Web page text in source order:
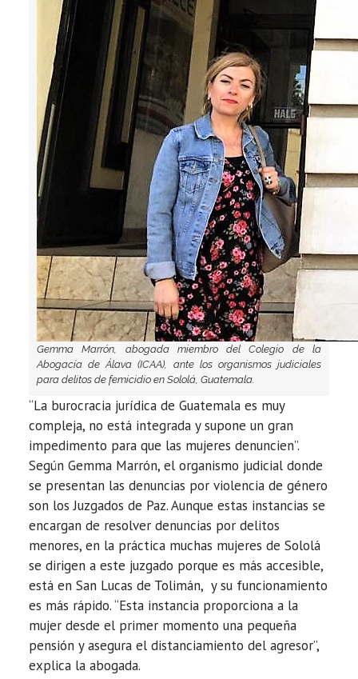
Gemma Marrón, abogada miembro del Colegio de la
Abogacía de Álava (ICAA), ante los organismos judiciales
para delitos de femicidio en Sololá, Guatemala.
“La burocracia jurídica de Guatemala es muy
compleja, no está integrada y supone un gran
impedimento para que las mujeres denuncien”.
Según Gemma Marrón, el organismo judicial donde
se presentan las denuncias por violencia de género
son los Juzgados de Paz. Aunque estas instancias se
encargan de resolver denuncias por delitos
menores, en la práctica muchas mujeres de Sololá
se dirigen a este juzgado porque es más accesible,
está en San Lucas de Tolimán, y su funcionamiento
es más rápido. “Esta instancia proporciona a la
mujer desde el primer momento una pequeña
pensión y asegura el distanciamiento del agresor”,
explica la abogada.